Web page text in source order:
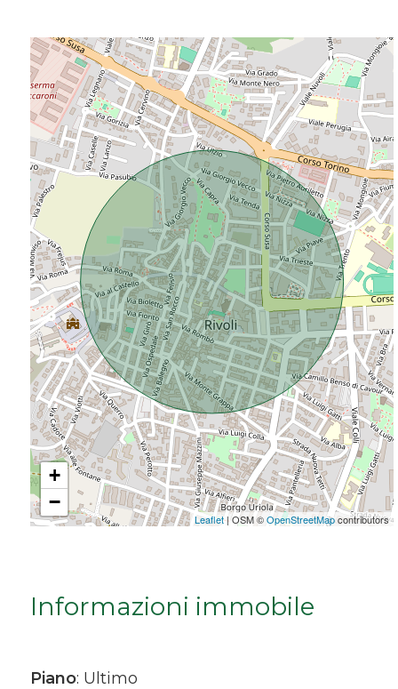
+
−
Leaflet| OSM ©OpenStreetMapcontributors
Informazioni immobile
Piano: Ultimo
Da € 100.000 a € 200.000
Da € 200.000 a € 400.000
Da € 400.000 a € 600.000
Da € 600.000 a € 800.000
Da € 800.000 a € 1.000.000
Da € 1.000.000 a € 2.000.000
Da € 2.000.000 a € 5.000.000
Da € 5.000.000 a € 10.000.000
Oltre € 10.000.000